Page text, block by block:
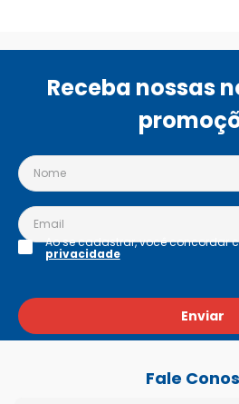
Receba nossas
Enviar
Ao se cadastrar, você concordar
privacidade
Fale